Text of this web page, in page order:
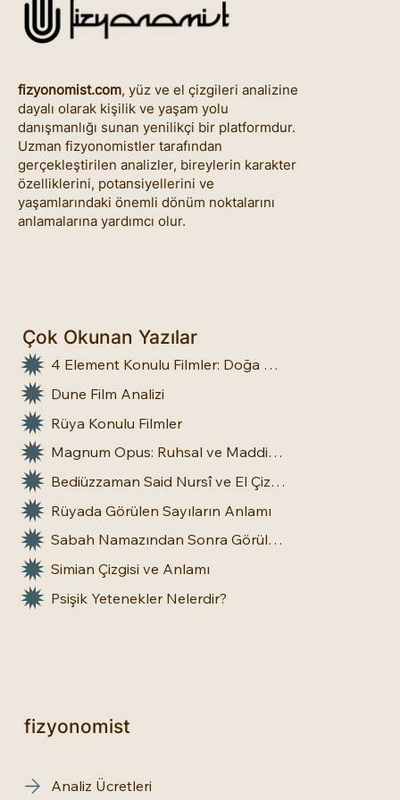
fizyonomist.com, yüz ve el çizgileri analizine
dayalı olarak kişilik ve yaşam yolu
danışmanlığı sunan yenilikçi bir platformdur.
Uzman fizyonomistler tarafından
gerçekleştirilen analizler, bireylerin karakter
özelliklerini, potansiyellerini ve
yaşamlarındaki önemli dönüm noktalarını
anlamalarına yardımcı olur.
Çok Okunan Yazılar
4 Element Konulu Filmler: Doğa Üstü Güçler
Dune Film Analizi
Rüya Konulu Filmler
Magnum Opus: Ruhsal ve Maddi Dönüşümün Büyük Eseri
Bediüzzaman Said Nursî ve El Çizgileri: İnsan Doğasına Dair Bir Bakış
Rüyada Görülen Sayıların Anlamı
Sabah Namazından Sonra Görülen Rüya Gerçek Olur mu?
Simian Çizgisi ve Anlamı
Psişik Yetenekler Nelerdir?
fizyonomist
Analiz Ücretleri